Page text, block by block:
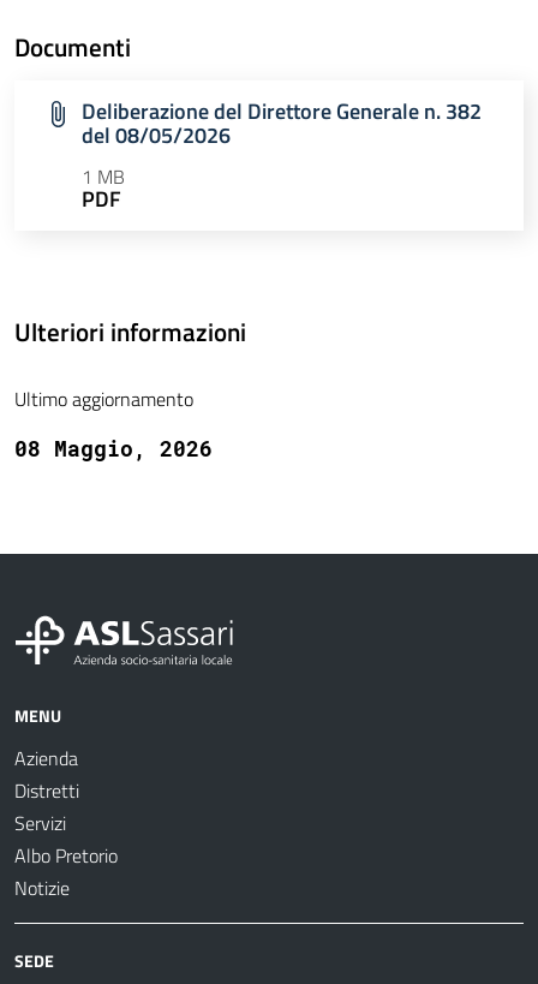
Documenti
Deliberazione del Direttore Generale n. 382
del 08/05/2026
1 MB
PDF
Ulteriori informazioni
Ultimo aggiornamento
08 Maggio, 2026
MENU
Azienda
Distretti
Servizi
Albo Pretorio
Notizie
SEDE